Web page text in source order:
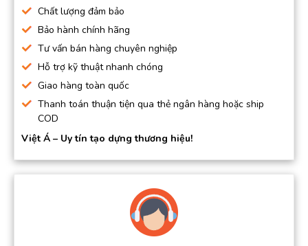
Chất lượng đảm bảo
Bảo hành chính hãng
Tư vấn bán hàng chuyên nghiệp
Hỗ trợ kỹ thuật nhanh chóng
Giao hàng toàn quốc
Thanh toán thuận tiện qua thẻ ngân hàng hoặc ship
COD
Việt Á – Uy tín tạo dựng thương hiệu!